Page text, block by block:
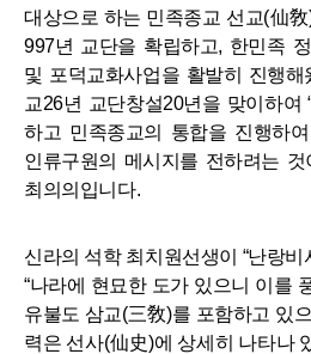
대상으로 하는 민족종교 선교(仙敎
997년 교단을 확립하고, 한민족
및 포덕교화사업을 활발히 진행해
교26년 교단창설20년을 맞이하여
하고 민족종교의 통합을 진행하
인류구원의 메시지를 전하려는
최의의입니다.
신라의 석학 최치원선생이 “난랑비
“나라에 현묘한 도가 있으니 이를
유불도 삼교(三敎)를 포함하고 있
력은 선사(仙史)에 상세히 나타나